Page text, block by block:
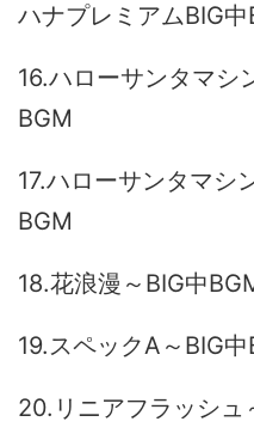
ハナプレミアムBIG中
16.ハローサンタマシ
BGM
17.ハローサンタマシ
BGM
18.花浪漫～BIG中
19.スペックA～BIG中
20.リニアフラッシュ